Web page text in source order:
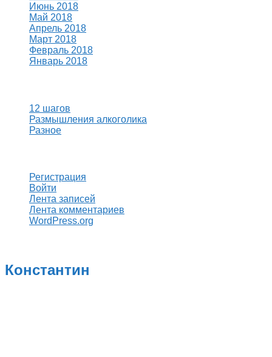
Июнь 2018
Май 2018
Апрель 2018
Март 2018
Февраль 2018
Январь 2018
12 шагов
Размышления алкоголика
Разное
Регистрация
Войти
Лента записей
Лента комментариев
WordPress.org
Константин